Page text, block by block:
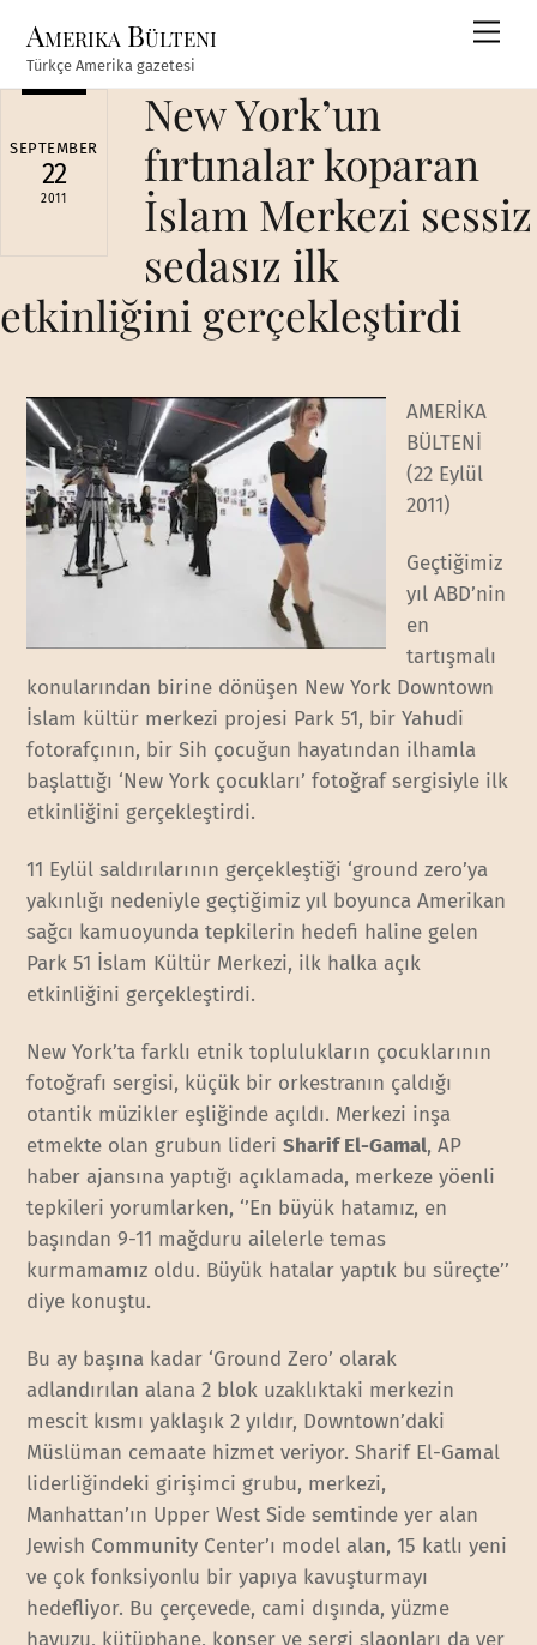
content
Amerika Bülteni
Türkçe Amerika gazetesi
SEPTEMBER
22
2011
New York’un
fırtınalar koparan
İslam Merkezi sessiz
sedasız ilk
etkinliğini gerçekleştirdi
AMERİKA
BÜLTENİ
(22 Eylül
2011)
Geçtiğimiz
yıl ABD’nin
en
tartışmalı
konularından birine dönüşen New York Downtown
İslam kültür merkezi projesi Park 51, bir Yahudi
fotorafçının, bir Sih çocuğun hayatından ilhamla
başlattığı ‘New York çocukları’ fotoğraf sergisiyle ilk
etkinliğini gerçekleştirdi.
11 Eylül saldırılarının gerçekleştiği ‘ground zero’ya
yakınlığı nedeniyle geçtiğimiz yıl boyunca Amerikan
sağcı kamuoyunda tepkilerin hedefi haline gelen
Park 51 İslam Kültür Merkezi, ilk halka açık
etkinliğini gerçekleştirdi.
New York’ta farklı etnik toplulukların çocuklarının
fotoğrafı sergisi, küçük bir orkestranın çaldığı
otantik müzikler eşliğinde açıldı. Merkezi inşa
etmekte olan grubun lideriSharif El-Gamal, AP
haber ajansına yaptığı açıklamada, merkeze yöenli
tepkileri yorumlarken, ‘’En büyük hatamız, en
başından 9-11 mağduru ailelerle temas
kurmamamız oldu. Büyük hatalar yaptık bu süreçte’’
diye konuştu.
Bu ay başına kadar ‘Ground Zero’ olarak
adlandırılan alana 2 blok uzaklıktaki merkezin
mescit kısmı yaklaşık 2 yıldır, Downtown’daki
Müslüman cemaate hizmet veriyor. Sharif El-Gamal
liderliğindeki girişimci grubu, merkezi,
Manhattan’ın Upper West Side semtinde yer alan
Jewish Community Center’ı model alan, 15 katlı yeni
ve çok fonksiyonlu bir yapıya kavuşturmayı
hedefliyor. Bu çerçevede, cami dışında, yüzme
havuzu, kütüphane, konser ve sergi slaonları da yer